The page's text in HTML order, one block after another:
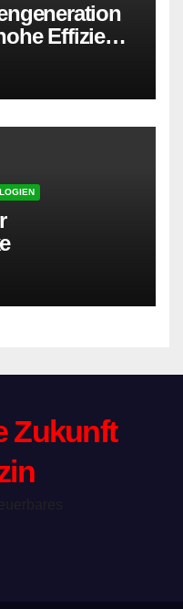
Effizienz
Betrieb
Zukunft